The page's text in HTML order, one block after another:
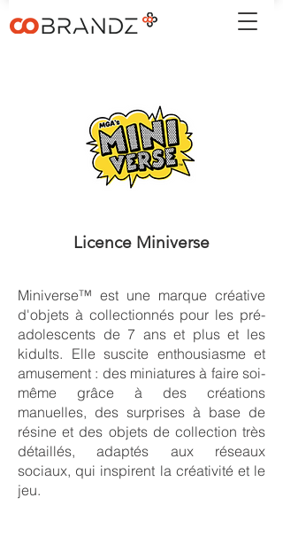
Licence Miniverse
Miniverse™ est une marque créative
d'objets à collectionnés pour les pré-
adolescents de 7 ans et plus et les
kidults. Elle suscite enthousiasme et
amusement : des miniatures à faire soi-
même grâce à des créations
manuelles, des surprises à base de
résine et des objets de collection très
détaillés, adaptés aux réseaux
sociaux, qui inspirent la créativité et le
jeu.